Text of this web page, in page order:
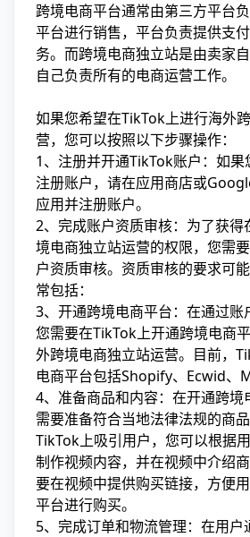
跨境电商平台通常由第三方平台
平台进行销售，平台负责提供支
务。而跨境电商独立站是由卖家
自己负责所有的电商运营工作。
如果您希望在TikTok上进行海外
营，您可以按照以下步骤操作：
1、注册并开通TikTok账户：如
注册账户，请在应用商店或
应用并注册账户。
2、完成账户资质审核：为了获
境电商独立站运营的权限，您需
户资质审核。资质审核的要求可
常包括：
3、开通跨境电商平台：在通过账
您需要在TikTok上开通跨境电商
外跨境电商独立站运营。目前，
电商平台包括Shopify、Ecwid、
4、准备商品和内容：在开通跨境
需要准备符合当地法律法规的商
TikTok上吸引用户，您可以根据
制作视频内容，并在视频中介绍
要在视频中提供购买链接，方便
平台进行购买。
5、完成订单和物流管理：在用户